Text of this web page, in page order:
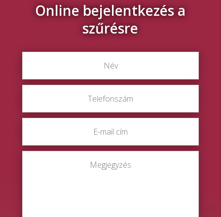
Online bejelentkezés a
szűrésre